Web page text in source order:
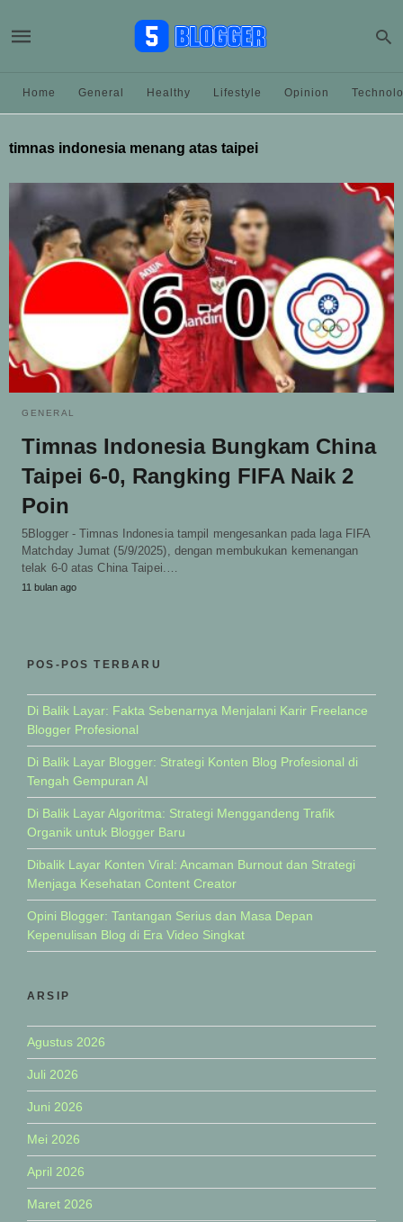
Home General Healthy Lifestyle Opinion
timnas indonesia menang atas taipei
GENERAL
Timnas Indonesia Bungkam China
Taipei 6-0, Rangking FIFA Naik 2
Poin
5Blogger - Timnas Indonesia tampil mengesankan pada laga FIFA
Matchday Jumat (5/9/2025), dengan membukukan kemenangan
telak 6-0 atas China Taipei.…
11 bulan ago
POS-POS TERBARU
Di Balik Layar: Fakta Sebenarnya Menjalani Karir Freelance
Blogger Profesional
Di Balik Layar Blogger: Strategi Konten Blog Profesional di
Tengah Gempuran AI
Di Balik Layar Algoritma: Strategi Menggandeng Trafik
Organik untuk Blogger Baru
Dibalik Layar Konten Viral: Ancaman Burnout dan Strategi
Menjaga Kesehatan Content Creator
Opini Blogger: Tantangan Serius dan Masa Depan
Kepenulisan Blog di Era Video Singkat
ARSIP
Agustus 2026
Juli 2026
Juni 2026
Mei 2026
April 2026
Maret 2026